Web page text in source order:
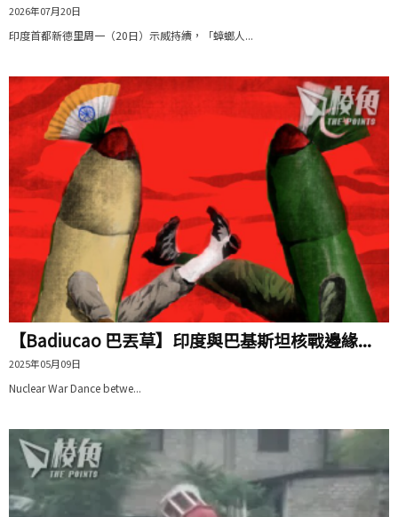
2026年07月20日
印度首都新德里周一（20日）示威持續，「蟑螂人...
【Badiucao 巴丟草】印度與巴基斯坦核戰邊緣...
2025年05月09日
Nuclear War Dance betwe...